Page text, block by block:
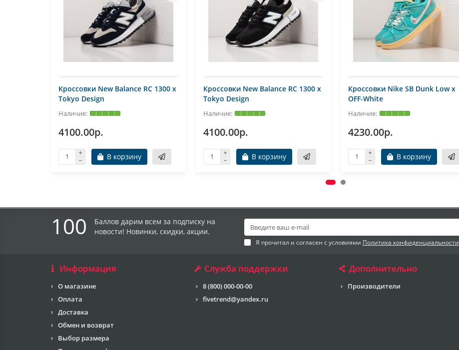
Кроссовки New Balance RC 1300 x
Tokyo Design
4100.00р.
В корзину
Кроссовки New Balance RC 1300 x
Tokyo Design
4100.00р.
В корзину
Кроссовки Nike SB Dunk Low x
OFF-White
4230.00р.
В корзину
100
Баллов дарим всем за подписку на
новости! Новинки, скидки, акции.
Я прочитал и согласен с условиями Политика конфиденциальности
Информация
О магазине
Оплата
Доставка
Обмен и возврат
Выбор размера
Служба поддержки
8 (800) 000-00-00
fivetrend@yandex.ru
Дополнительно
Производители